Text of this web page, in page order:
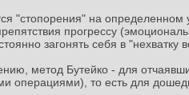
"стопорения" на
прогрессу
загонять себя в "нехватку
метод Бутейко - для
операциями), то есть для